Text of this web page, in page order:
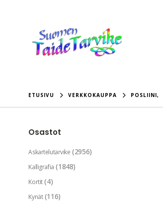
ETUSIVU VERKKOKAUPPA POSLIINI,
Osastot
Askartelutarvike (2956)
Kalligrafia (1848)
Kortit (4)
Kynät (116)